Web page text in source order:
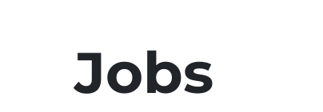
Jobs